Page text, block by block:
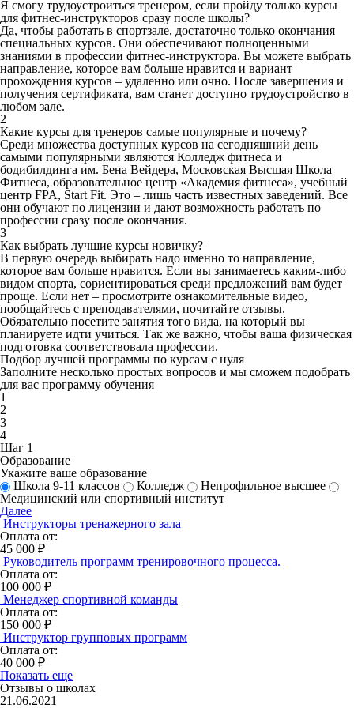
Я смогу трудоустроиться тренером, если пройду только курсы
для фитнес-инструкторов сразу после школы?
Да, чтобы работать в спортзале, достаточно только окончания
специальных курсов. Они обеспечивают полноценными
знаниями в профессии фитнес-инструктора. Вы можете выбрать
направление, которое вам больше нравится и вариант
прохождения курсов – удаленно или очно. После завершения и
получения сертификата, вам станет доступно трудоустройство в
любом зале.
2
Какие курсы для тренеров самые популярные и почему?
Среди множества доступных курсов на сегодняшний день
самыми популярными являются Колледж фитнеса и
бодибилдинга им. Бена Вейдера, Московская Высшая Школа
Фитнеса, образовательное центр «Академия фитнеса», учебный
центр FPA, Start Fit. Это – лишь часть известных заведений. Все
они обучают по лицензии и дают возможность работать по
профессии сразу после окончания.
3
Как выбрать лучшие курсы новичку?
В первую очередь выбирать надо именно то направление,
которое вам больше нравится. Если вы занимаетесь каким-либо
видом спорта, сориентироваться среди предложений вам будет
проще. Если нет – просмотрите ознакомительные видео,
пообщайтесь с преподавателями, почитайте отзывы.
Обязательно посетите занятия того вида, на который вы
планируете идти учиться. Так же важно, чтобы ваша физическая
подготовка соответствовала профессии.
Подбор лучшей программы по курсам с нуля
Заполните несколько простых вопросов и мы сможем подобрать
для вас программу обучения
1
2
3
4
Шаг 1
Образование
Укажите ваше образование
Школа 9-11 классов
Колледж
Непрофильное высшее
Медицинский или спортивный институт
Далее
Инструкторы тренажерного зала
Оплата от:
45 000 ₽
Руководитель программ тренировочного процесса.
Оплата от:
100 000 ₽
Менеджер спортивной команды
Оплата от:
150 000 ₽
Инструктор групповых программ
Оплата от:
40 000 ₽
Показать еще
Отзывы о школах
21.06.2021